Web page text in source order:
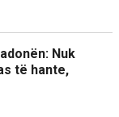
Nuk
të hante,